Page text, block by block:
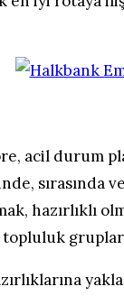
acil durum
sırasında
hazırlıklı